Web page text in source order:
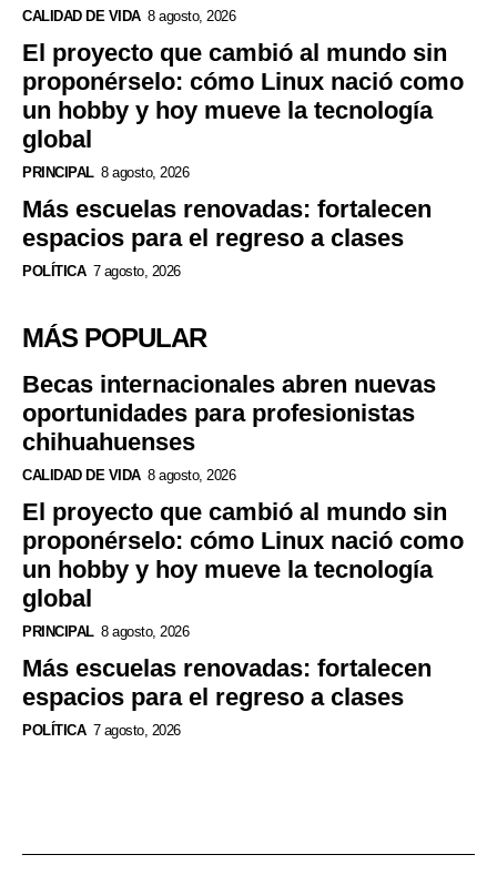
CALIDAD DE VIDA 8 agosto, 2026
El proyecto que cambió al mundo sin
proponérselo: cómo Linux nació como
un hobby y hoy mueve la tecnología
global
PRINCIPAL 8 agosto, 2026
Más escuelas renovadas: fortalecen
espacios para el regreso a clases
POLÍTICA 7 agosto, 2026
MÁS POPULAR
Becas internacionales abren nuevas
oportunidades para profesionistas
chihuahuenses
CALIDAD DE VIDA 8 agosto, 2026
El proyecto que cambió al mundo sin
proponérselo: cómo Linux nació como
un hobby y hoy mueve la tecnología
global
PRINCIPAL 8 agosto, 2026
Más escuelas renovadas: fortalecen
espacios para el regreso a clases
POLÍTICA 7 agosto, 2026